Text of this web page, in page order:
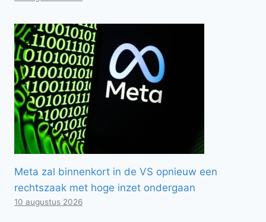
Meta zal binnenkort in de VS opnieuw een
rechtszaak met hoge inzet ondergaan
10 augustus 2026